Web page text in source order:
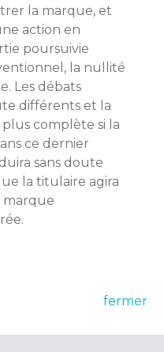
la marque, et
action en
poursuivie
la nullité
Les débats
différents et la
complète si la
ce dernier
sans doute
la titulaire agira
marque
fermer